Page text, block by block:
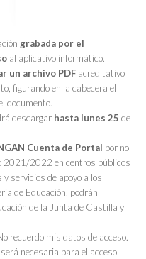
grabada por el
al aplicativo informático.
un archivo PDF acreditativo
figurando en la cabecera el
documento.
descargar hasta lunes 25 de
Cuenta de Portal por no
2021/2022 en centros públicos
servicios de apoyo a los
de Educación, podrán
de la Junta de Castilla y
recuerdo mis datos de acceso.
necesaria para el acceso